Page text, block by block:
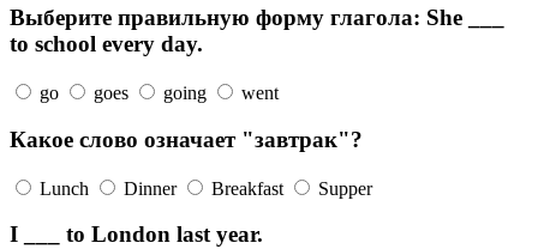
Выберите правильную форму глагола: She ___
to school every day.
go goes going went
Какое слово означает "завтрак"?
Lunch Dinner Breakfast Supper
I ___ to London last year.